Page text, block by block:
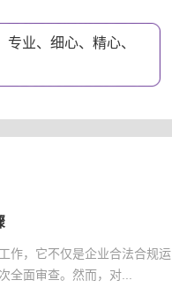
专业、细心、精心、
作，它不仅是企业合法合规运
全面审查。然而，对...